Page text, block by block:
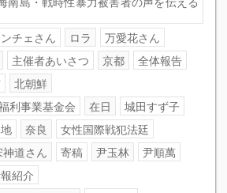
ンチェさん ロラ
万愛花さん
主催者あいさつ 京都
全体報告
北朝鮮
利事業基金会
在日
城田すず子
奈良
女性国際戦犯法廷
神道さん 寄稿 尹玉林
尹順萬
紹介